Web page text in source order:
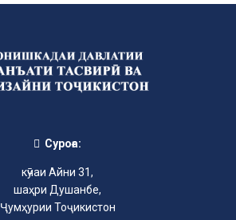
Суроға:
кӯчаи Айни 31,
шаҳри Душанбе,
Ҷумҳурии Тоҷикистон